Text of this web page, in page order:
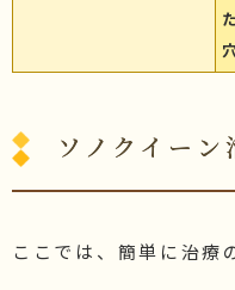
穴
ソノクイー
ここでは、簡単に治療